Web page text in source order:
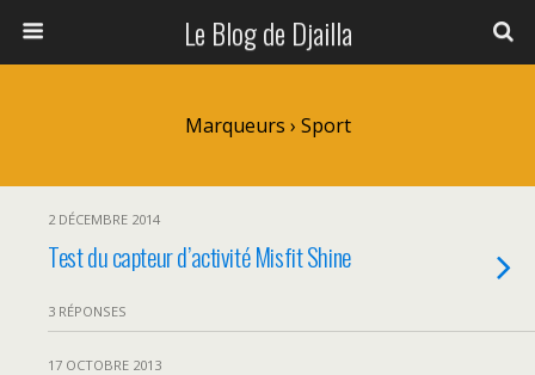
Le Blog de Djailla
Marqueurs › Sport
2 DÉCEMBRE 2014
Test du capteur d’activité Misfit Shine
3 RÉPONSES
17 OCTOBRE 2013